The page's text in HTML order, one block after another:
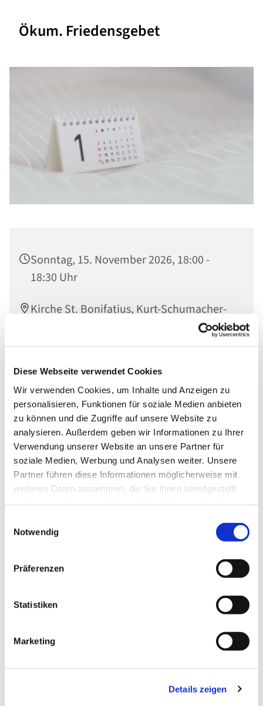
Diese Webseite verwendet Cookies
Wir verwenden Cookies, um Inhalte und Anzeigen zu
personalisieren, Funktionen für soziale Medien anbieten
zu können und die Zugriffe auf unsere Website zu
analysieren. Außerdem geben wir Informationen zu Ihrer
Verwendung unserer Website an unsere Partner für
soziale Medien, Werbung und Analysen weiter. Unsere
Partner führen diese Informationen möglicherweise mit
weiteren Daten zusammen, die Sie ihnen bereitgestellt
Notwendig
Präferenzen
Statistiken
Marketing
Details zeigen
Ökum. Friedensgebet
Sonntag, 15. November 2026, 18:00 -
18:30 Uhr
Kirche St. Bonifatius, Kurt-Schumacher-